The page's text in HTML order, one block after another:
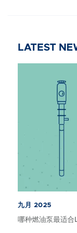
LATEST
九月 2025
哪种燃油泵最适合